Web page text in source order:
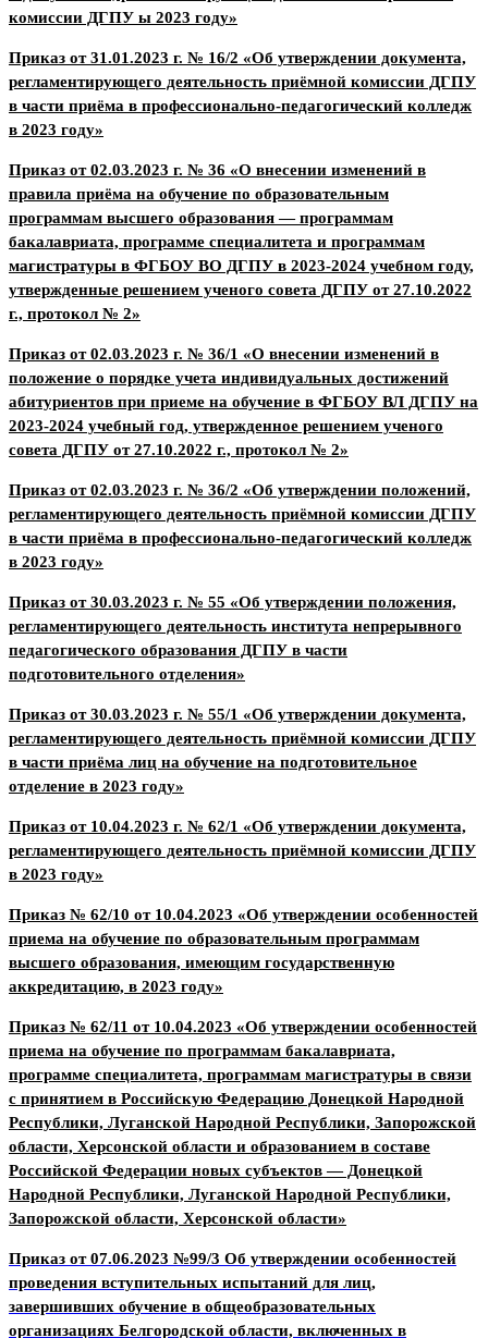
комиссии ДГПУ ы 2023 году»
Приказ от 31.01.2023 г. № 16/2 «Об утверждении документа,
регламентирующего деятельность приёмной комиссии ДГПУ
в части приёма в профессионально-педагогический колледж
в 2023 году»
Приказ от 02.03.2023 г. № 36 «О внесении изменений в
правила приёма на обучение по образовательным
программам высшего образования — программам
бакалавриата, программе специалитета и программам
магистратуры в ФГБОУ ВО ДГПУ в 2023-2024 учебном году,
утвержденные решением ученого совета ДГПУ от 27.10.2022
г., протокол № 2»
Приказ от 02.03.2023 г. № 36/1 «О внесении изменений в
положение о порядке учета индивидуальных достижений
абитуриентов при приеме на обучение в ФГБОУ ВЛ ДГПУ на
2023-2024 учебный год, утвержденное решением ученого
совета ДГПУ от 27.10.2022 г., протокол № 2»
Приказ от 02.03.2023 г. № 36/2 «Об утверждении положений,
регламентирующего деятельность приёмной комиссии ДГПУ
в части приёма в профессионально-педагогический колледж
в 2023 году»
Приказ от 30.03.2023 г. № 55 «Об утверждении положения,
регламентирующего деятельность института непрерывного
педагогического образования ДГПУ в части
подготовительного отделения»
Приказ от 30.03.2023 г. № 55/1 «Об утверждении документа,
регламентирующего деятельность приёмной комиссии ДГПУ
в части приёма лиц на обучение на подготовительное
отделение в 2023 году»
Приказ от 10.04.2023 г. № 62/1 «Об утверждении документа,
регламентирующего деятельность приёмной комиссии ДГПУ
в 2023 году»
Приказ № 62/10 от 10.04.2023 «Об утверждении особенностей
приема на обучение по образовательным программам
высшего образования, имеющим государственную
аккредитацию, в 2023 году»
Приказ № 62/11 от 10.04.2023 «Об утверждении особенностей
приема на обучение по программам бакалавриата,
программе специалитета, программам магистратуры в связи
с принятием в Российскую Федерацию Донецкой Народной
Республики, Луганской Народной Республики, Запорожской
области, Херсонской области и образованием в составе
Российской Федерации новых субъектов — Донецкой
Народной Республики, Луганской Народной Республики,
Запорожской области, Херсонской области»
Приказ от 07.06.2023 №99/3 Об утверждении особенностей
проведения вступительных испытаний для лиц,
завершивших обучение в общеобразовательных
организациях Белгородской области, включенных в